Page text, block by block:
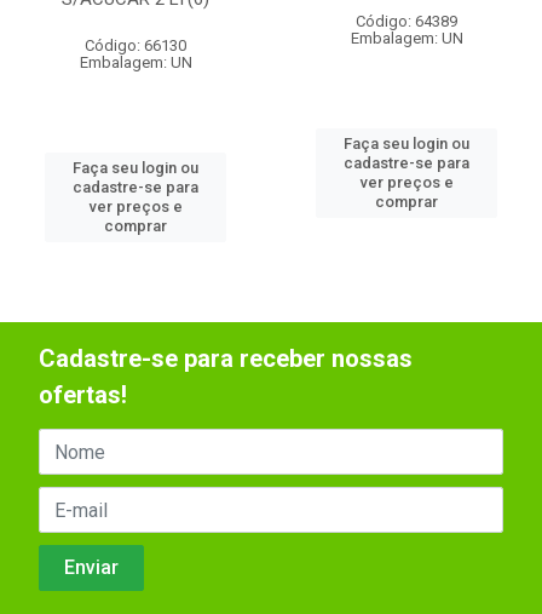
Código: 66130
Embalagem: UN
Faça seu login ou
cadastre-se para
ver preços e
comprar
Código: 64389
Embalagem: UN
Faça seu login ou
cadastre-se para
ver preços e
comprar
Cadastre-se para receber nossas
ofertas!